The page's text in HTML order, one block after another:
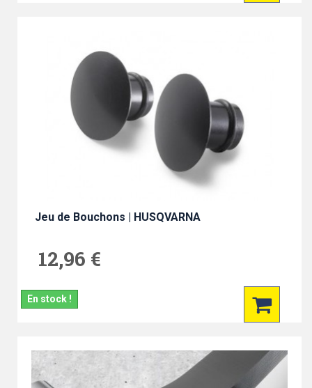
Jeu de Bouchons | HUSQVARNA
12,96 €
En stock !